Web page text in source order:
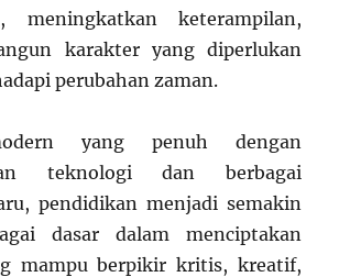
meningkatkan keterampilan,
karakter yang diperlukan
perubahan zaman.
yang penuh dengan
teknologi dan berbagai
pendidikan menjadi semakin
dasar dalam menciptakan
mampu berpikir kritis, kreatif,